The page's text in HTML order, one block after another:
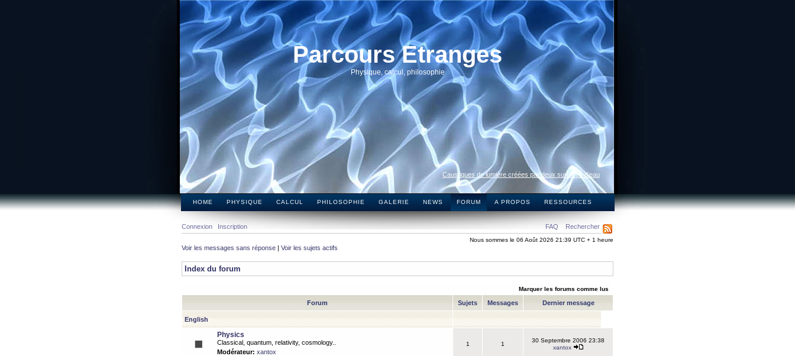
Parcours Etranges
Physique, calcul, philosophie
Caustiques de lumière créées par deux surfaces d’eau
HOME PHYSIQUE CALCUL PHILOSOPHIE GALERIE NEWS FORUM A PROPOS RESSOURCES
FAQ Rechercher
Connexion Inscription
Nous sommes le 06 Août 2026 21:39 UTC + 1 heure
Voir les messages sans réponse | Voir les sujets actifs
Index du forum
Marquer les forums comme lus
Forum Sujets Messages Dernier message
English
Physics
Classical, quantum, relativity, cosmology..
Modérateur: xantox
1 1
30 Septembre 2006 23:38
xantox